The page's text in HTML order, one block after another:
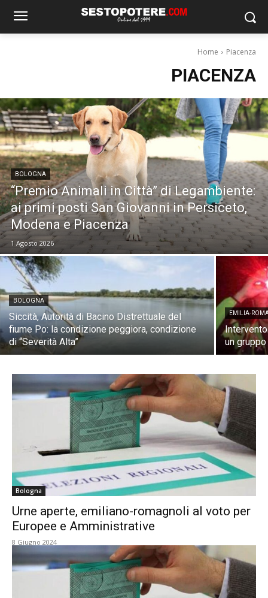
Home Piacenza
PIACENZA
BOLOGNA
“Premio Animali in Città” di Legambiente:
ai primi posti San Giovanni in Persiceto,
Modena e Piacenza
1 Agosto 2026
BOLOGNA
Siccità, Autorità di Bacino Distrettuale del
fiume Po: la condizione peggiora, condizione
di “Severità Alta”
EMILIA-
un
Bologna
Urne aperte, emiliano-romagnoli al voto per
Europee e Amministrative
8 Giugno 2024